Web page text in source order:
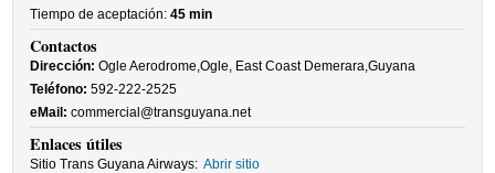
Tiempo de aceptación:45 min
Contactos
Dirección: Ogle Aerodrome,Ogle, East Coast Demerara,Guyana
Teléfono: 592-222-2525
eMail: commercial@transguyana.net
Enlaces útiles
Sitio Trans Guyana Airways: Abrir sitio